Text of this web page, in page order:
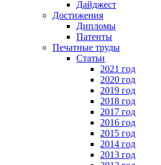
Дайджест
Достижения
Дипломы
Патенты
Печатные труды
Статьи
2021 год
2020 год
2019 год
2018 год
2017 год
2016 год
2015 год
2014 год
2013 год